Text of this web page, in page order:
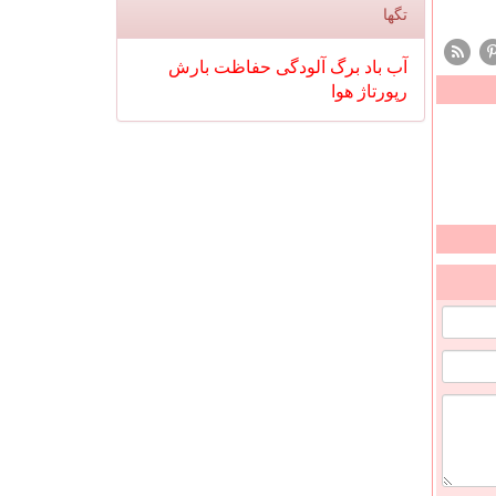
تگها
آب باد برگ آلودگی حفاظت بارش
رپورتاژ هوا